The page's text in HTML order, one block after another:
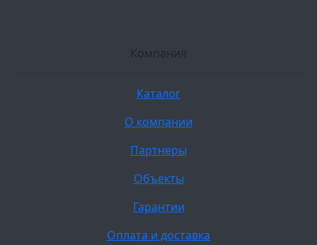
Компания
Каталог
О компании
Партнеры
Объекты
Гарантии
Оплата и доставка